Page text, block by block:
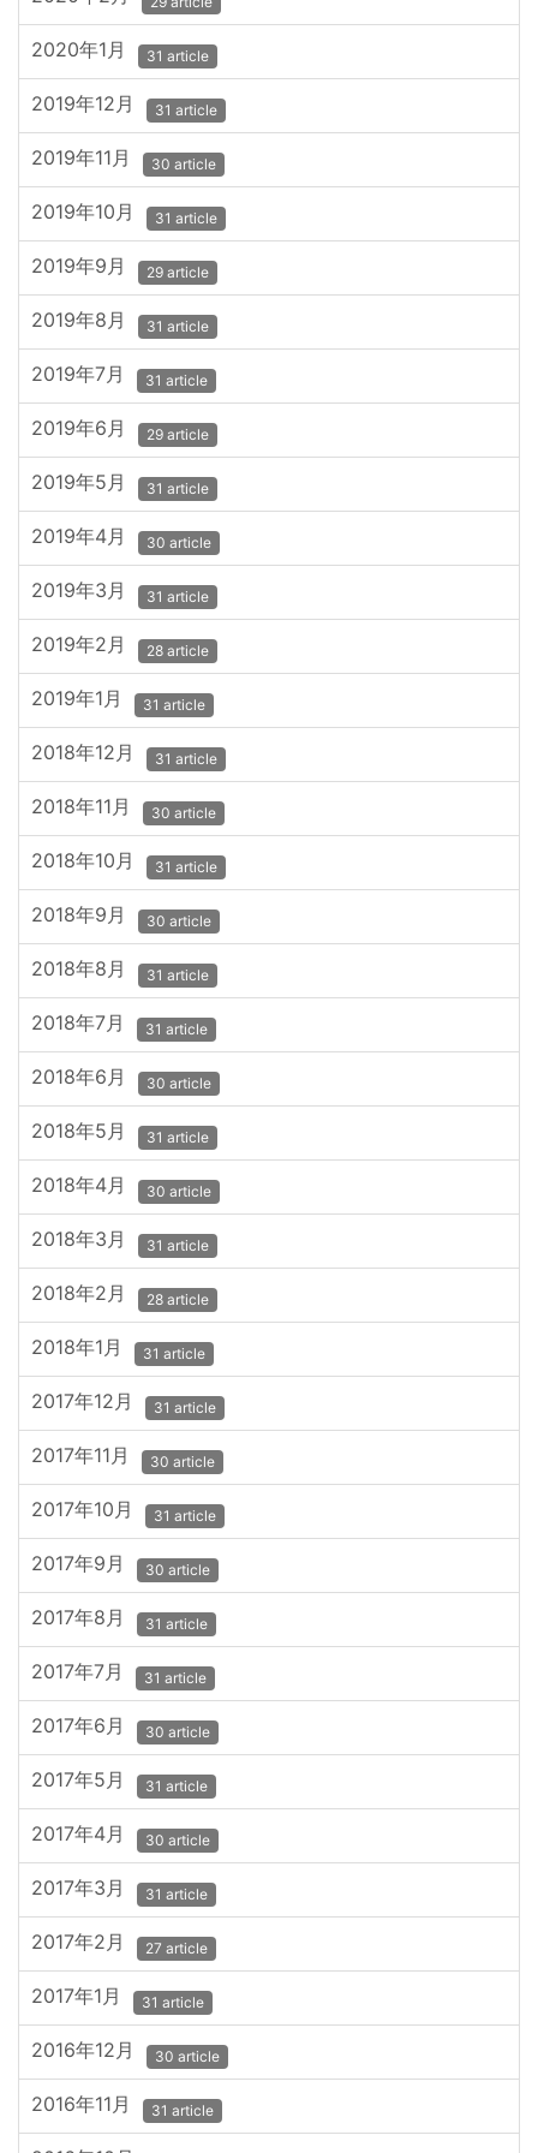
2020年1月 31 article
2019年12月 31 article
2019年11月 30 article
2019年10月 31 article
2019年9月 29 article
2019年8月 31 article
2019年7月 31 article
2019年6月 29 article
2019年5月 31 article
2019年4月 30 article
2019年3月 31 article
2019年2月 28 article
2019年1月 31 article
2018年12月 31 article
2018年11月 30 article
2018年10月 31 article
2018年9月 30 article
2018年8月 31 article
2018年7月 31 article
2018年6月 30 article
2018年5月 31 article
2018年4月 30 article
2018年3月 31 article
2018年2月 28 article
2018年1月 31 article
2017年12月 31 article
2017年11月 30 article
2017年10月 31 article
2017年9月 30 article
2017年8月 31 article
2017年7月 31 article
2017年6月 30 article
2017年5月 31 article
2017年4月 30 article
2017年3月 31 article
2017年2月 27 article
2017年1月 31 article
2016年12月 30 article
2016年11月 31 article